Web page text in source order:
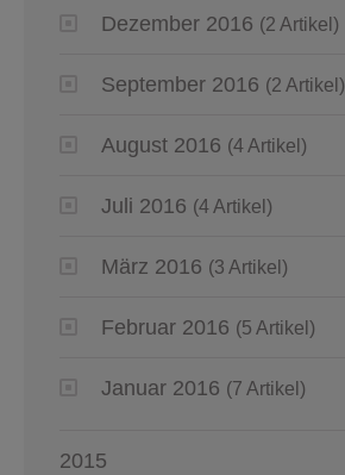
Dezember 2016 (2 Artikel)
September 2016 (2 Artikel)
August 2016 (4 Artikel)
Juli 2016 (4 Artikel)
März 2016 (3 Artikel)
Februar 2016 (5 Artikel)
Januar 2016 (7 Artikel)
2015